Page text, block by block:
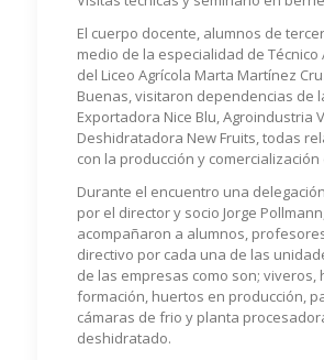
El cuerpo docente, alumnos de
medio de la especialidad de Técnico
del Liceo Agrícola Marta Martínez
Buenas, visitaron dependencias de
Exportadora Nice Blu, Agroindustria
Deshidratadora New Fruits, todas
con la producción y
Durante el encuentro una
por el director y socio Jorge
acompañaron a alumnos,
directivo por cada una de las
de las empresas como son; viveros,
formación, huertos en producción,
cámaras de frio y planta
deshidratado.